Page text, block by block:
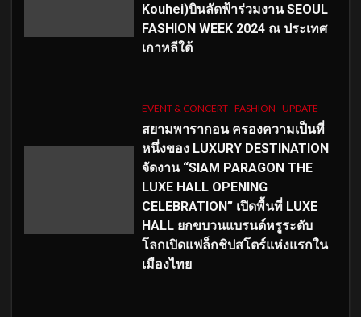
Kouhei)บินลัดฟ้าร่วมงาน SEOUL
FASHION WEEK 2024 ณ ประเทศ
เกาหลีใต้
EVENT & CONCERT FASHION UPDATE
สยามพารากอน ครองความเป็นที่
หนึ่งของ LUXURY DESTINATION
จัดงาน “SIAM PARAGON THE
LUXE HALL OPENING
CELEBRATION” เปิดพื้นที่ LUXE
HALL ยกขบวนแบรนด์หรูระดับ
โลกเปิดแฟล็กชิปสโตร์แห่งแรกใน
เมืองไทย